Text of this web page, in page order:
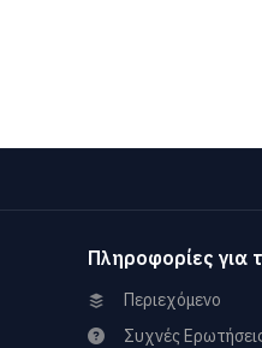
Πληροφορίες για
Περιεχόμενο
Συχνές